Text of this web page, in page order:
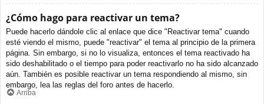
¿Cómo hago para reactivar un tema?
Puede hacerlo dándole clic al enlace que dice "Reactivar tema" cuando
esté viendo el mismo, puede "reactivar" el tema al principio de la primera
página. Sin embargo, si no lo visualiza, entonces el tema reactivado ha
sido deshabilitado o el tiempo para poder reactivarlo no ha sido alcanzado
aún. También es posible reactivar un tema respondiendo al mismo, sin
embargo, lea las reglas del foro antes de hacerlo.
Arriba